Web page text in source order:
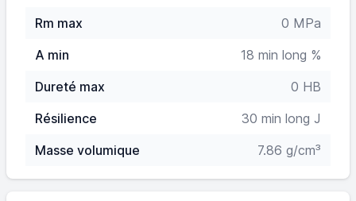
Rm max
0 MPa
A min
18 min long %
Dureté max
0 HB
Résilience
30 min long J
Masse volumique
7.86 g/cm³